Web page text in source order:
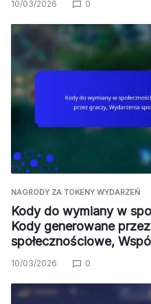
10/03/2026 0
NAGRODY ZA TOKENY WYDARZEŃ
Kody do wymiany w
Kody generowane
społecznościowe,
10/03/2026 0